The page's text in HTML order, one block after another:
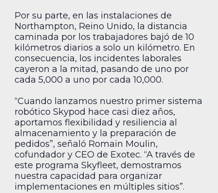
Por su parte, en las instalaciones de
Northampton, Reino Unido, la distancia
caminada por los trabajadores bajó de 10
kilómetros diarios a solo un kilómetro. En
consecuencia, los incidentes laborales
cayeron a la mitad, pasando de uno por
cada 5,000 a uno por cada 10,000.
“Cuando lanzamos nuestro primer sistema
robótico Skypod hace casi diez años,
aportamos flexibilidad y resiliencia al
almacenamiento y la preparación de
pedidos”, señaló Romain Moulin,
cofundador y CEO de Exotec. “A través de
este programa Skyfleet, demostramos
nuestra capacidad para organizar
implementaciones en múltiples sitios”.